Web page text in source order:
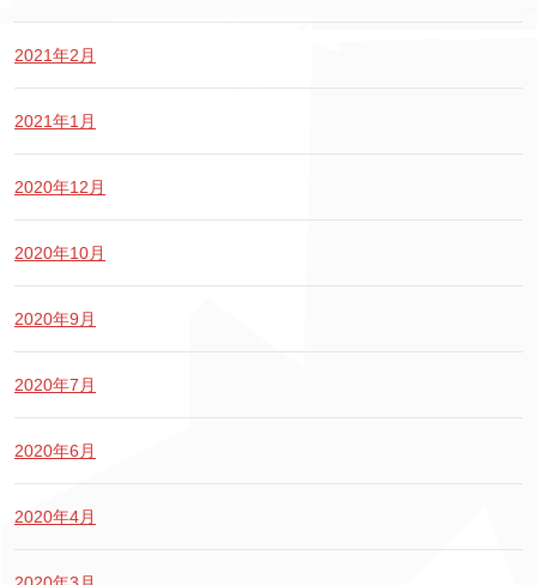
2021年2月
2021年1月
2020年12月
2020年10月
2020年9月
2020年7月
2020年6月
2020年4月